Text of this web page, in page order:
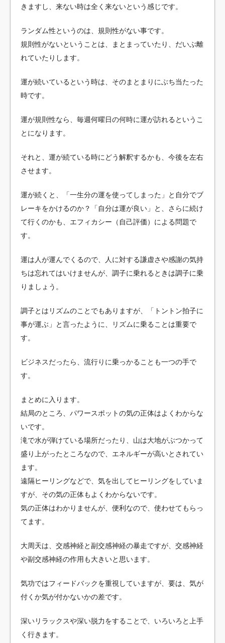
きますし、来ない時は全く来ないという感じです。
ランダム性というのは、規則性がない事です。
規則性がないということは、まとまっていたり、だいぶ離
れていたりします。
運が続いているという時は、そのまとまりにぶち当たった
時です。
運が規則性なら、毎週何曜日の何時に運が訪れるというこ
とになります。
それと、運が続ている時にどう解釈するかも、今後を左右
させます。
運が続くと、「一生分の運を使ってしまった」と自分でブ
レーキをかけるのか？「自分は運が良い」と、さらに続け
て行くのかも、エフィカシー（自己評価）による問題で
す。
運は人が運んでくるので、人に対する謙虚さや感謝の気持
ちは忘れてはいけませんが、調子に乗れるときは調子に乗
りましょう。
調子とはリズムのことでもありますが、「トントン拍子に
事が運ぶ」と言ったように、リズムに乗ることは重要で
す。
ビジネスだったら、流行りに乗っかることも一つの手で
す。
まとめに入ります。
結局のところ、パワースポットの気の正体はよくわからな
いです。
滝で水が弾けている場所だったり、山は大地がぶつかって
盛り上がったところなので、エネルギーが高いとされてい
ます。
遠隔ヒーリングなどで、気を出してヒーリングをしていま
すが、その気の正体もよくわからないです。
気の正体はわかりませんが、便利なので、使わせてもらっ
てます。
大周天は、交感神経と副交感神経の暴走ですが、交感神経
や副交感神経の作用も大きいと思います。
気功ではフィードバックを重視していますが、要は、気が
付くか気が付かないかの差です。
深いリラックスや深い脱力をすることで、いろいろと上手
く行きます。